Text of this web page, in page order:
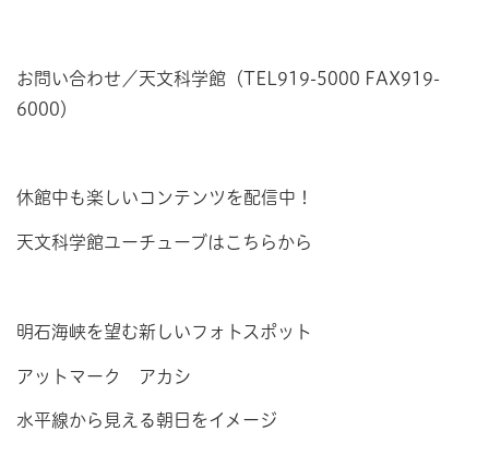
お問い合わせ／天文科学館（TEL919-5000 FAX919-
6000）
休館中も楽しいコンテンツを配信中！
天文科学館ユーチューブはこちらから
明石海峡を望む新しいフォトスポット
アットマーク アカシ
水平線から見える朝日をイメージ